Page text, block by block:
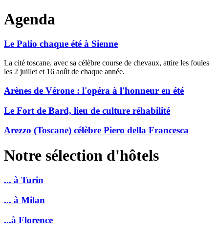
Agenda
Le Palio chaque été à Sienne
La cité toscane, avec sa célèbre course de chevaux, attire les foules
les 2 juillet et 16 août de chaque année.
Arènes de Vérone : l'opéra à l'honneur en été
Le Fort de Bard, lieu de culture réhabilité
Arezzo (Toscane) célèbre Piero della Francesca
Notre sélection d'hôtels
... à Turin
... à Milan
...à Florence